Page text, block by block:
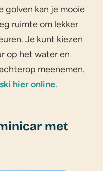
golven kan je mooie
ruimte om lekker
Je kunt kiezen
op het water en
meenemen.
hier online.
met